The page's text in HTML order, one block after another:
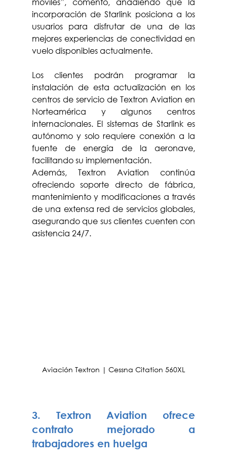
incorporación de Starlink posiciona a los
usuarios para disfrutar de una de las
mejores experiencias de conectividad en
vuelo disponibles actualmente.
Los clientes podrán programar la
instalación de esta actualización en los
centros de servicio de Textron Aviation en
Norteamérica y algunos centros
internacionales. El sistemas de Starlink es
autónomo y solo requiere conexión a la
fuente de energía de la aeronave,
facilitando su implementación.
Además, Textron Aviation continúa
ofreciendo soporte directo de fábrica,
mantenimiento y modificaciones a través
de una extensa red de servicios globales,
asegurando que sus clientes cuenten con
asistencia 24/7.
Aviación Textron | Cessna Citation 560XL
3. Textron Aviation ofrece
contrato mejorado a
trabajadores en huelga